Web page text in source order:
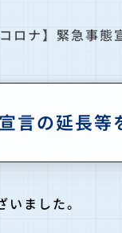
コロナ】緊急事
言の延長等
ました。